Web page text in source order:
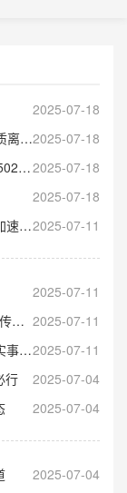
2025-07-18
2025-07-18
点
2025-07-18
市
2025-07-18
2025-07-11
”
2025-07-11
2025-07-11
2025-07-11
诺
2025-07-04
行
2025-07-04
2025-07-04